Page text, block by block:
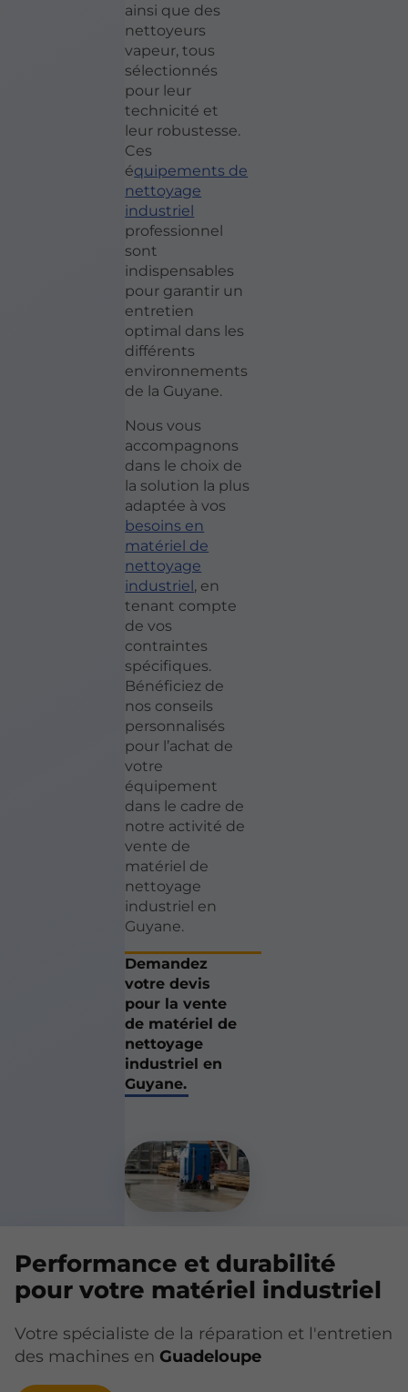
ainsi que des
nettoyeurs
vapeur, tous
sélectionnés
pour leur
technicité et
leur robustesse.
Ces
équipements de
nettoyage
industriel
professionnel
sont
indispensables
pour garantir un
entretien
optimal dans les
différents
environnements
de la Guyane.
Nous vous
accompagnons
dans le choix de
la solution la plus
adaptée à vos
besoins en
matériel de
nettoyage
industriel , en
tenant compte
de vos
contraintes
spécifiques.
Bénéficiez de
nos conseils
personnalisés
pour l’achat de
votre
équipement
dans le cadre de
notre activité de
vente de
matériel de
nettoyage
industriel en
Guyane.
Demandez
votre devis
pour la vente
de matériel de
nettoyage
industriel en
Guyane.
Performance et durabilité
pour votre matériel industriel
Votre spécialiste de la réparation et l'entretien
des machines en Guadeloupe